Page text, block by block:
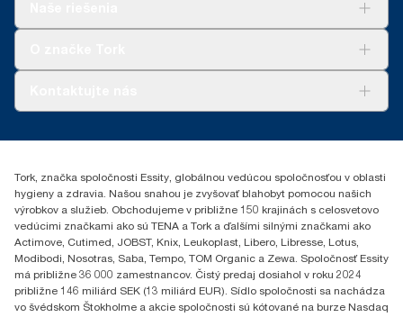
Essity Slovakia s.r.o.
049 12 Gemerská Hôrka
Tork, značka spoločnosti Essity, globálnou vedúcou spoločnosťou v oblasti
hygieny a zdravia. Našou snahou je zvyšovať blahobyt pomocou našich
výrobkov a služieb. Obchodujeme v približne 150 krajinách s celosvetovo
vedúcimi značkami ako sú TENA a Tork a ďalšími silnými značkami ako
Actimove, Cutimed, JOBST, Knix, Leukoplast, Libero, Libresse, Lotus,
Modibodi, Nosotras, Saba, Tempo, TOM Organic a Zewa. Spoločnosť Essity
má približne 36 000 zamestnancov. Čistý predaj dosiahol v roku 2024
približne 146 miliárd SEK (13 miliárd EUR). Sídlo spoločnosti sa nachádza
vo švédskom Štokholme a akcie spoločnosti sú kótované na burze Nasdaq